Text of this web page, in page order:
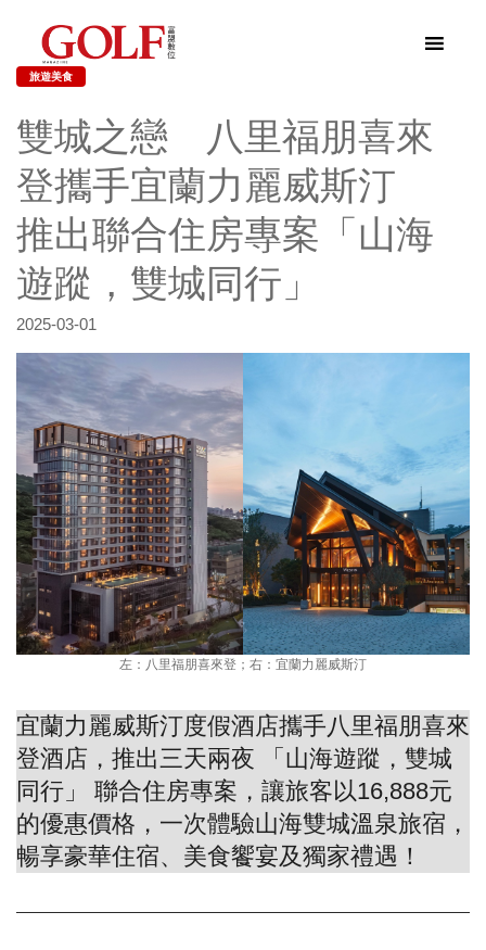
旅遊美食
雙城之戀 八里福朋喜來
登攜手宜蘭力麗威斯汀
推出聯合住房專案「山海
遊蹤，雙城同行」
2025-03-01
左：八里福朋喜來登；右：宜蘭力麗威斯汀
宜蘭力麗威斯汀度假酒店攜手八里福朋喜來
登酒店，推出三天兩夜 「山海遊蹤，雙城
同行」 聯合住房專案，讓旅客以16,888元
的優惠價格，一次體驗山海雙城溫泉旅宿，
暢享豪華住宿、美食饗宴及獨家禮遇！